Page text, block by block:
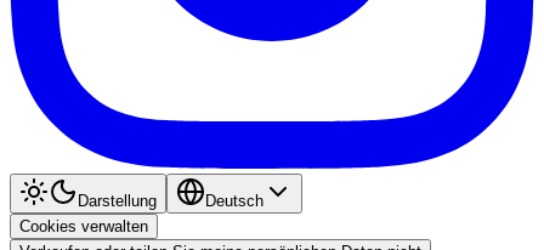
Darstellung
Deutsch
Cookies verwalten